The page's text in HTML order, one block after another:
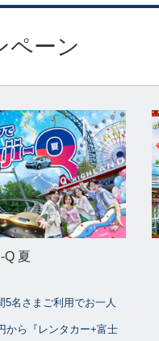
ペーン
Q 夏
5名さまご利用でお一人
から『レンタカー+富士